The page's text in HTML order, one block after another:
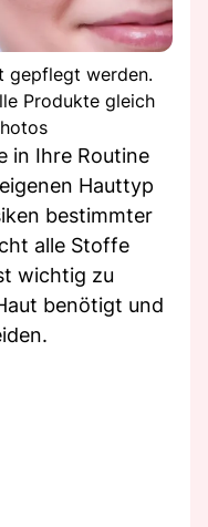
gepflegt werden.
Produkte gleich
in Ihre Routine
Hauttyp
bestimmter
alle Stoffe
wichtig zu
benötigt und